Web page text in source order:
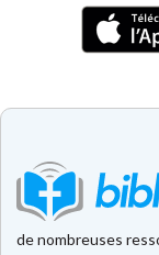
de nombreuses